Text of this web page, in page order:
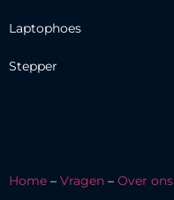
Laptophoes
Stepper
Home – Vragen – Over ons